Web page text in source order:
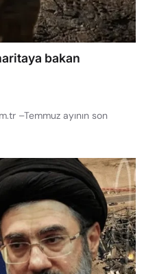
bakan
–Temmuz ayının son